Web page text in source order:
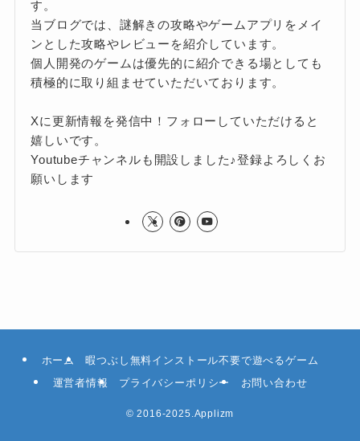
す。
当ブログでは、謎解きの攻略やゲームアプリをメイ
ンとした攻略やレビューを紹介しています。
個人開発のゲームは優先的に紹介できる場としても
積極的に取り組ませていただいております。
Xに更新情報を発信中！フォローしていただけると
嬉しいです。
Youtubeチャンネルも開設しました♪登録よろしくお
願いします
ホーム
暇つぶし無料インストール不要で遊べるゲーム
運営者情報
プライバシーポリシー お問い合わせ
© 2016-2025.Applizm